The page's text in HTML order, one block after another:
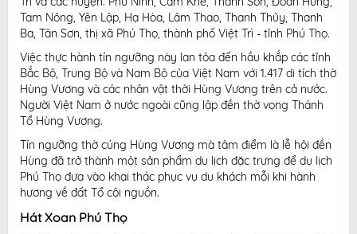
Tam Nông, Yên Lập, Hạ Hòa, Lâm Thao, Thanh Thủy, Thanh
Ba, Tân Sơn, thị xã Phú Thọ, thành phố Việt Trì - tỉnh Phú Thọ.
Việc thực hành tín ngưỡng này lan tỏa đến hầu khắp các tỉnh
Bắc Bộ, Trung Bộ và Nam Bộ của Việt Nam với 1.417 di tích thờ
Hùng Vương và các nhân vật thời Hùng Vương trên cả nước.
Người Việt Nam ở nước ngoài cũng lập đền thờ vọng Thánh
Tổ Hùng Vương.
Tín ngưỡng thờ cúng Hùng Vương mà tâm điểm là lễ hội đền
Hùng đã trở thành một sản phẩm du lịch đặc trưng để du lịch
Phú Thọ đưa vào khai thác phục vụ du khách mỗi khi hành
hương về đất Tổ cội nguồn.
Hát Xoan Phú Thọ